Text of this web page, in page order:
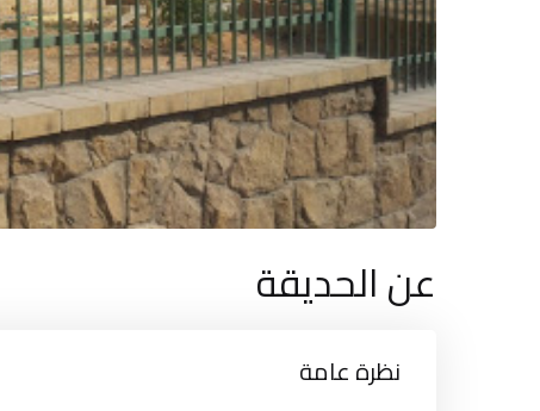
عن الحديقة
نظرة عامة